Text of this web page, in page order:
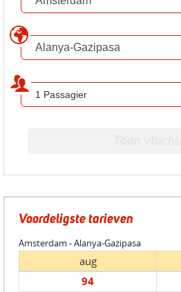
1 Passagier
Voordeligste tarieven
Amsterdam - Alanya-Gazipasa
aug
94